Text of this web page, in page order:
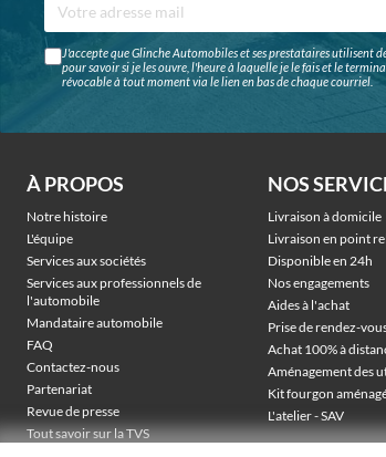
J'accepte que Glinche Automobiles et ses prestataires utilisent
pour savoir si je les ouvre, l'heure à laquelle je le fais et le
révocable à tout moment via le lien en bas de chaque courriel.
À PROPOS
Notre histoire
L'équipe
Services aux sociétés
Services aux professionnels de
l'automobile
Mandataire automobile
FAQ
Contactez-nous
Partenariat
Revue de presse
Tout savoir sur la TVS
NOS
Livraison à domicile
Livraison en point
Disponible en 24h
Nos engagements
Aides à l'achat
Prise de rendez-
Achat 100% à
Aménagement des
Kit fourgon
L'atelier - SAV